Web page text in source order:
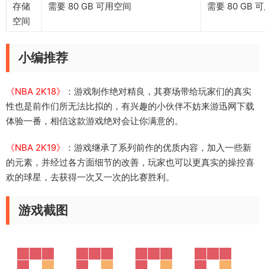
存储
空间
需要 80 GB 可用空间 需要 80 GB
小编推荐
《NBA 2K18》
：游戏制作绝对精良，其赛场带给玩家们的真实
性也是前作们所无法比拟的，有兴趣的小伙伴不妨来游迅网下载
体验一番，相信这款游戏绝对会让你满意的。
《NBA 2K19》
：游戏继承了系列前作的优质内容，加入一些新
的元素，并经过各方面细节的改善，玩家也可以更真实的操控喜
欢的球星，去获得一次又一次的比赛胜利。
游戏截图